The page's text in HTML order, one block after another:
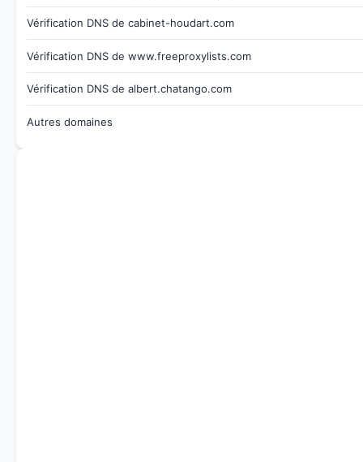
Vérification DNS de cabinet-houdart.com
Vérification DNS de www.freeproxylists.com
Vérification DNS de albert.chatango.com
Autres domaines